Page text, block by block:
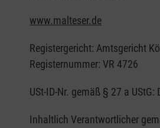
www.malteser.de
Registergericht: Amtsgericht
Registernummer: VR 4726
USt-ID-Nr. gemäß § 27 a UStG:
Inhaltlich Verantwortlicher